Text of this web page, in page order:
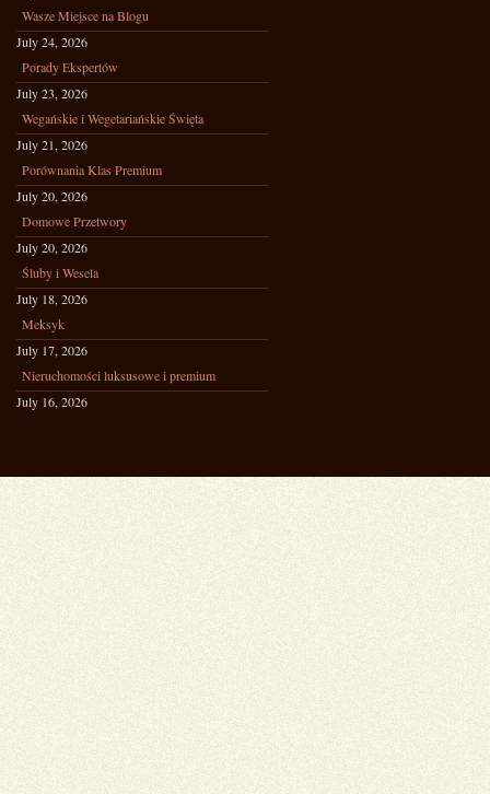
Wasze Miejsce na Blogu
July 24, 2026
Porady Ekspertów
July 23, 2026
Wegańskie i Wegetariańskie Święta
July 21, 2026
Porównania Klas Premium
July 20, 2026
Domowe Przetwory
July 20, 2026
Śluby i Wesela
July 18, 2026
Meksyk
July 17, 2026
Nieruchomości luksusowe i premium
July 16, 2026